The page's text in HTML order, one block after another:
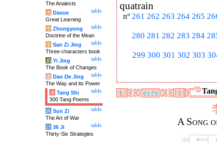
quatrain
nº 261 262 263 264 265
280 281 282 283 284
299 300 301 302 303
A Song
The Analects
table
大 Daxue
Great Learning
table
中 Zhongyong
Doctrine of the Mean
table
字 San Zi Jing
Three-characters book
table
易 Yi Jing
The Book of Changes
table
道 Dao De Jing
The Way and its Power
table
唐 Tang Shi
300 Tang Poems
table
兵 Sun Zi
The Art of War
table
计 36 Ji
Thirty-Six Strategies